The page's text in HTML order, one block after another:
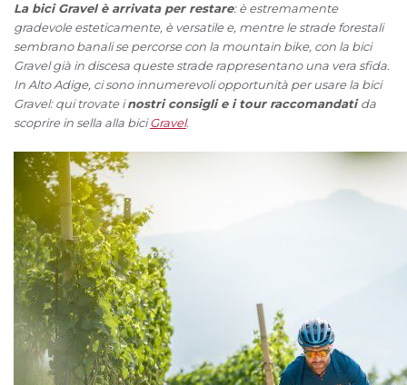
La bici Gravel è arrivata per restare: è estremamente
gradevole esteticamente, è versatile e, mentre le strade forestali
sembrano banali se percorse con la mountain bike, con la bici
Gravel già in discesa queste strade rappresentano una vera sfida.
In Alto Adige, ci sono innumerevoli opportunità per usare la bici
Gravel: qui trovate inostri consigli e i tour raccomandatida
scoprire in sella alla biciGravel.